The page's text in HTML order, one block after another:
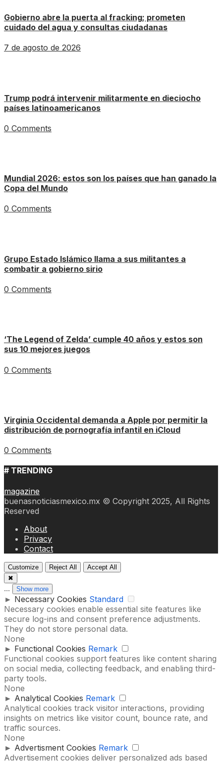
Gobierno abre la puerta al fracking; prometen
cuidado del agua y consultas ciudadanas
7 de agosto de 2026
Trump podrá intervenir militarmente en dieciocho
países latinoamericanos
0 Comments
Mundial 2026: estos son los países que han ganado la
Copa del Mundo
0 Comments
Grupo Estado Islámico llama a sus militantes a
combatir a gobierno sirio
0 Comments
‘The Legend of Zelda’ cumple 40 años y estos son
sus 10 mejores juegos
0 Comments
Virginia Occidental demanda a Apple por permitir la
distribución de pornografía infantil en iCloud
0 Comments
# TRENDING
magazine
buenasnoticiasmexico.mx © Copyright 2025, All Rights
Reserved
About
Privacy
Contact
Customize Reject All
Accept All
✖
... Show more
► Necessary Cookies Standard
Necessary cookies enable essential site features like
secure log-ins and consent preference adjustments.
They do not store personal data.
None
► Functional Cookies Remark
Functional cookies support features like content sharing
on social media, collecting feedback, and enabling third-
party tools.
None
► Analytical Cookies Remark
Analytical cookies track visitor interactions, providing
insights on metrics like visitor count, bounce rate, and
traffic sources.
None
► Advertisment Cookies Remark
Advertisement cookies deliver personalized ads based